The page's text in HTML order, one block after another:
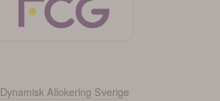
Dynamisk Allokering Sverige